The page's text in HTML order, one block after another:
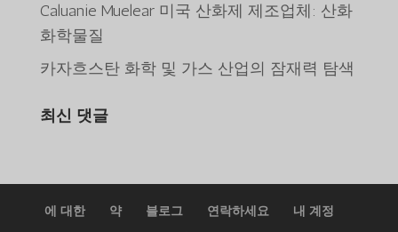
Caluanie Muelear 미국 산화제 제조업체: 산화
화학물질
카자흐스탄 화학 및 가스 산업의 잠재력 탐색
최신 댓글
에 대한 약 블로그 연락하세요
내 계정
Tiếng Việt
Deutsch (Sie)